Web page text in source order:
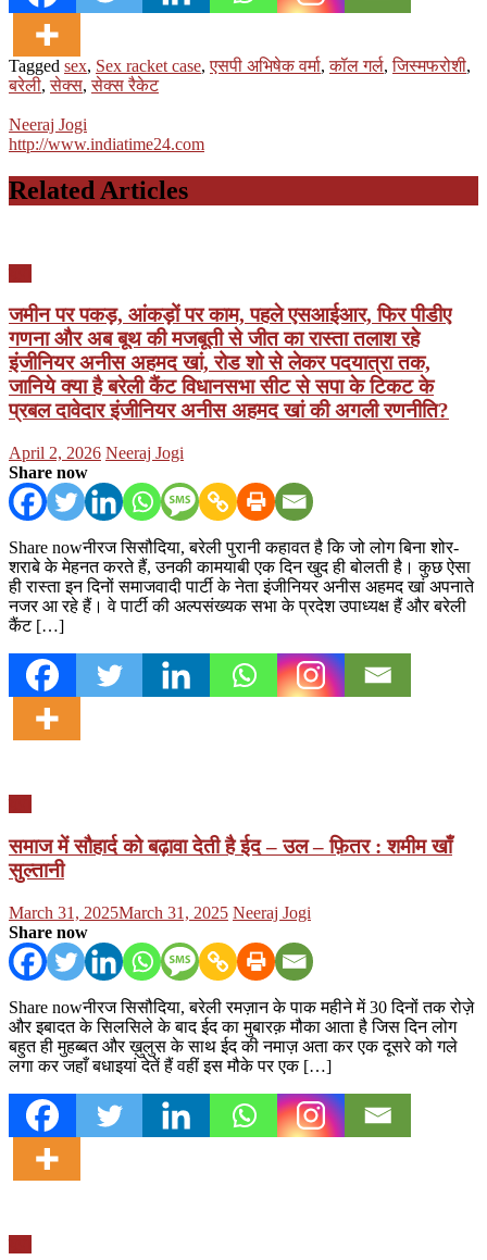
Tagged sex, Sex racket case,एसपी अभिषेक वर्मा,कॉल गर्ल,जिस्मफरोशी,
बरेली,सेक्स,सेक्स रैकेट
Neeraj Jogi
http://www.indiatime24.com
Related Articles
जमीन पर पकड़, आंकड़ों पर काम, पहले एसआईआर, फिर पीडीए
गणना और अब बूथ की मजबूती से जीत का रास्ता तलाश रहे
इंजीनियर अनीस अहमद खां, रोड शो से लेकर पदयात्रा तक,
जानिये क्या है बरेली कैंट विधानसभा सीट से सपा के टिकट के
प्रबल दावेदार इंजीनियर अनीस अहमद खां की अगली रणनीति?
Posted
on
April 2, 2026 Author
Neeraj Jogi
Share now
Share nowनीरज सिसौदिया, बरेली पुरानी कहावत है कि जो लोग बिना शोर-
शराबे के मेहनत करते हैं, उनकी कामयाबी एक दिन खुद ही बोलती है। कुछ ऐसा
ही रास्ता इन दिनों समाजवादी पार्टी के नेता इंजीनियर अनीस अहमद खां अपनाते
नजर आ रहे हैं। वे पार्टी की अल्पसंख्यक सभा के प्रदेश उपाध्यक्ष हैं और बरेली
कैंट […]
समाज में सौहार्द को बढ़ावा देती है ईद – उल – फ़ितर : शमीम खाँ
सुल्तानी
Posted
on
March 31, 2025March 31, 2025 Author
Neeraj Jogi
Share now
Share nowनीरज सिसौदिया, बरेली रमज़ान के पाक महीने में 30 दिनों तक रोज़े
और इबादत के सिलसिले के बाद ईद का मुबारक़ मौका आता है जिस दिन लोग
बहुत ही मुहब्बत और ख़ुलुस के साथ ईद की नमाज़ अता कर एक दूसरे को गले
लगा कर जहाँ बधाइयां देतें हैं वहीं इस मौके पर एक […]